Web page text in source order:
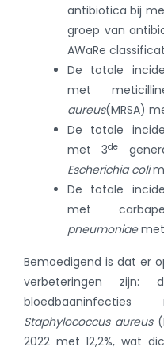
antibiotica bij
groep van
AWaRe
De totale
met
aureus(MRSA)
De totale
met 3de
Escherichia coli
De totale
met
pneumoniaemet
Bemoedigend is dat er
verbeteringen zijn:
bloedbaaninfecties
Staphylococcus aureus
2022 met 12,2%, wat